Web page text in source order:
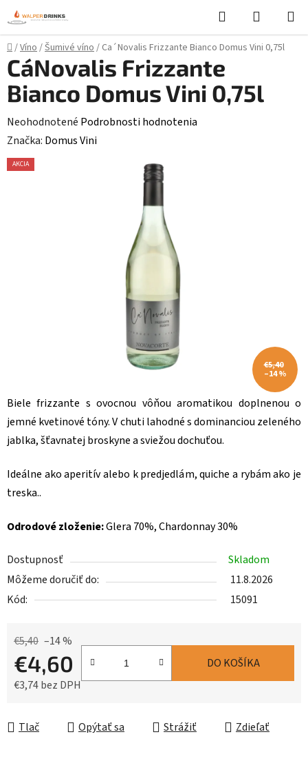
Prejsť
na
obsah
Hľadať
KOŠÍK
Domov
/Víno/Šumivé víno/ Ca´Novalis Frizzante Bianco Domus Vini 0,75l
Biele frizzante s ovocnou vôňou aromatikou doplnenou o
jemné kvetinové tóny. V chuti lahodné s dominanciou zeleného
jablka, šťavnatej broskyne a sviežou dochuťou.
Ideálne ako aperitív alebo k predjedlám, quiche a rybám ako je
treska..
Odrodové zloženie:Glera 70%, Chardonnay 30%
Dostupnosť
Skladom
Môžeme doručiť do:
11.8.2026
Kód:
15091
€5,40 –14 %
€4,60
€3,74 bez DPH
DO KOŠÍKA
Tlač Opýtať sa Strážiť Zdieľať
Ca´Novalis Frizzante
Bianco Domus Vini 0,75l
Priemerné
hodnotenie
produktu
Neohodnotené Podrobnosti hodnotenia
Značka: Domus Vini
AKCIA
€5,40
–14 %